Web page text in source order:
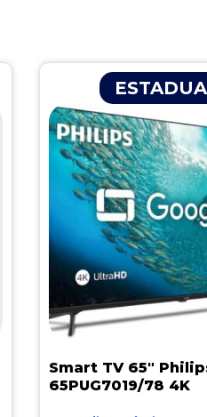
Smart TV 65″
65PUG7019/78 4K
Página